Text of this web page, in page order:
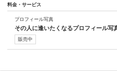
料金・サービス
プロフィール写真
その人に逢いたくなるプロフィール
販売中